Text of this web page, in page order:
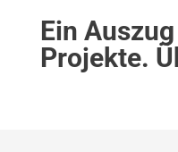
Ein
Projekte.